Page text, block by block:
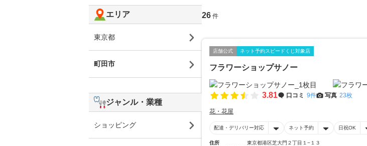
26 件
店舗公式 ネット予約スピードくじ対象店
フラワーショップサノー
3.81 口コミ 9件 写真 23枚
花・花屋
配達・デリバリー対応 ネット予約 日祝OK
住所
東京都港区芝大門２丁目１−１３
エリア
東京都
町田市
ジャンル・業種
ショッピング